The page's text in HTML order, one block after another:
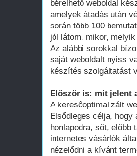
bérelhető weboldal
amelyek átadás után
során több 100
jól látom, mikor,
Az alábbi sorokkal
saját weboldalt nyiss
készítés szolgáltatást
Először is: mit jelent
A keresőoptimalizált
Elsődleges célja, hogy
honlapodra, sőt, előbb
internetes vásárlók
nézelődni a kívánt